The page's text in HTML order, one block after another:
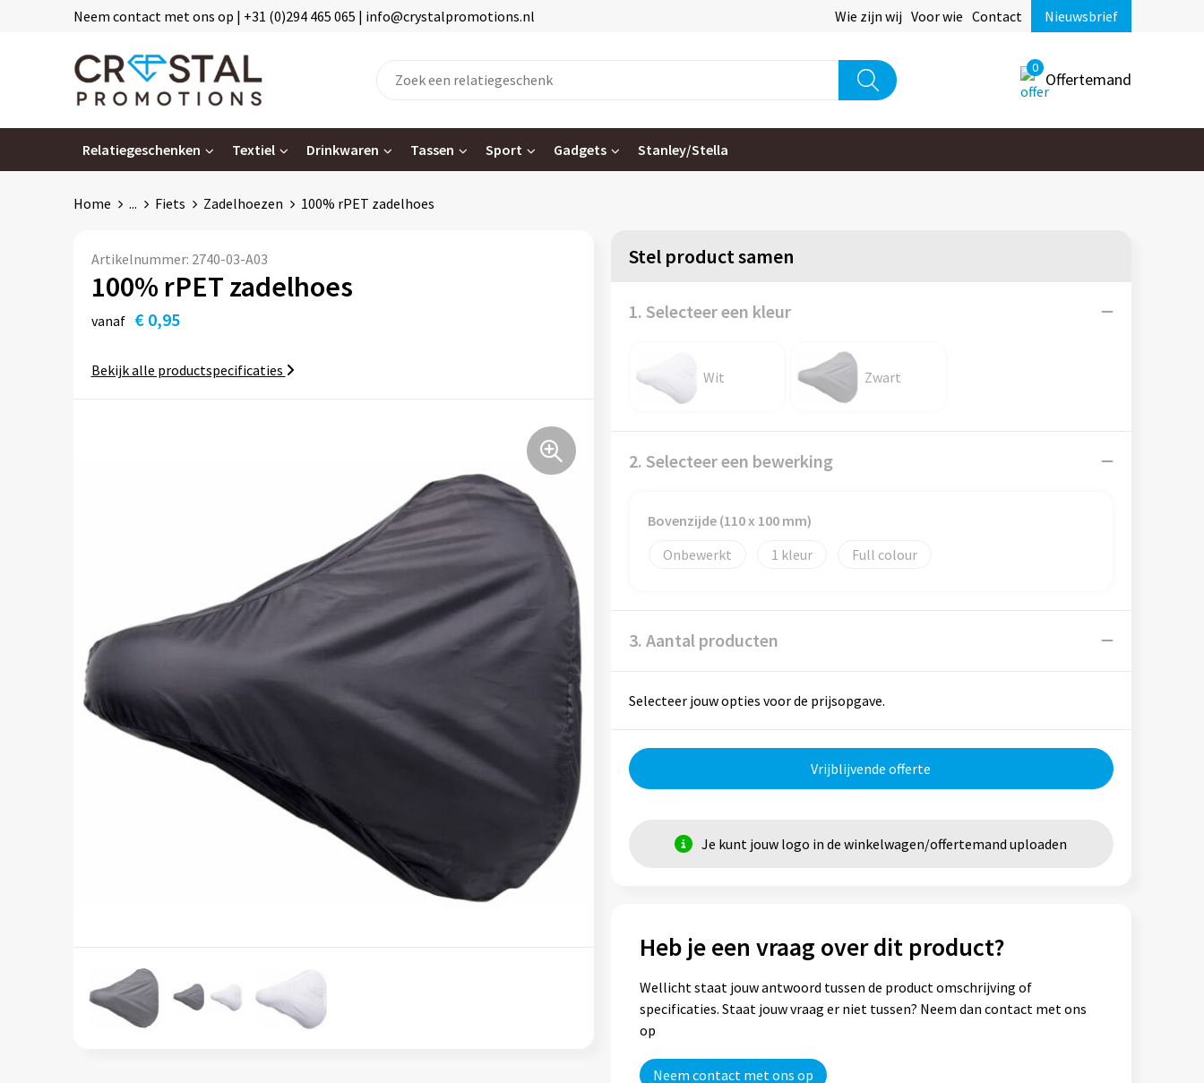
Neem contact met ons op | +31 (0)294 465 065 | info@crystalpromotions.nl Wie zijn wij Voor wie Contact Nieuwsbrief
0
Offertemand
Relatiegeschenken Textiel Drinkwaren Tassen Sport Gadgets Stanley/Stella
Home ... Fiets Zadelhoezen 100% rPET zadelhoes
Artikelnummer: 2740-03-A03
100% rPET zadelhoes
vanaf € 0,95
Bekijk alle productspecificaties
Stel product samen
1. Selecteer een kleur
Wit Zwart
2. Selecteer een bewerking
Bovenzijde (110 x 100 mm)
Onbewerkt
1 Full colour
3. Aantal producten
Selecteer jouw opties voor de prijsopgave.
Vrijblijvende offerte
Je kunt jouw logo in de winkelwagen/offertemand uploaden
Heb je een vraag over dit product?
Wellicht staat jouw antwoord tussen de product omschrijving of
specificaties. Staat jouw vraag er niet tussen? Neem dan contact met ons
op
Neem contact met ons op